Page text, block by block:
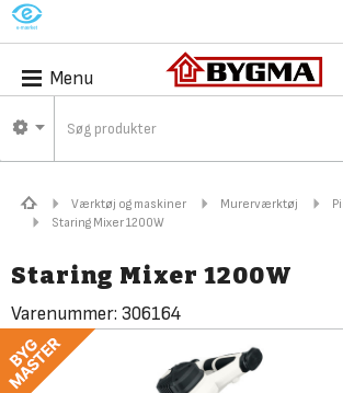
M
Menu
Værktøj og maskiner Murerværktøj
Staring Mixer 1200W
Staring Mixer 1200W
Varenummer: 306164